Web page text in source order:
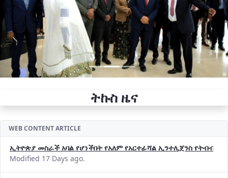
ትኩስ ዜና
WEB CONTENT ARTICLE
ኢትዮጵያ መስራች አባል የሆነችበት የአለም የአርተፊሻል ኢንተሊጀንስ የትብብር
Modified 17 Days ago.